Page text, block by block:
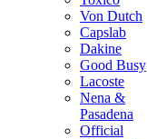
Von Dutch
Capslab
Dakine
Good Busy
Lacoste
Nena &
Pasadena
Official